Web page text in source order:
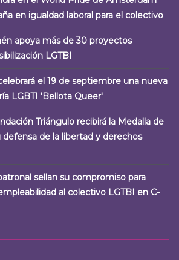
en igualdad laboral para el colectivo
apoya más de 30 proyectos
LGTBI
el 19 de septiembre una nueva
LGBTI 'Bellota Queer'
Triángulo recibirá la Medalla de
defensa de la libertad y derechos
sellan su compromiso para
al colectivo LGTBI en C-